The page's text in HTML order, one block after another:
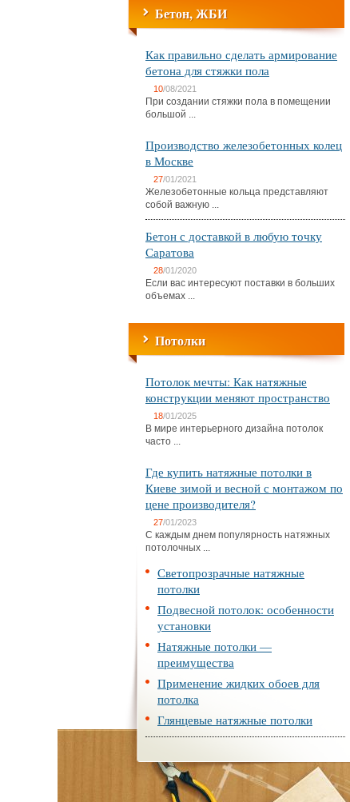
Бетон, ЖБИ
Как правильно сделать армирование
бетона для стяжки пола
10/08/2021
При создании стяжки пола в помещении
большой ...
Производство железобетонных колец
в Москве
27/01/2021
Железобетонные кольца представляют
собой важную ...
Бетон с доставкой в любую точку
Саратова
28/01/2020
Если вас интересуют поставки в больших
объемах ...
Потолки
Потолок мечты: Как натяжные
конструкции меняют пространство
18/01/2025
В мире интерьерного дизайна потолок
часто ...
Где купить натяжные потолки в
Киеве зимой и весной с монтажом по
цене производителя?
27/01/2023
С каждым днем популярность натяжных
потолочных ...
Светопрозрачные натяжные
потолки
Подвесной потолок: особенности
установки
Натяжные потолки —
преимущества
Применение жидких обоев для
потолка
Глянцевые натяжные потолки